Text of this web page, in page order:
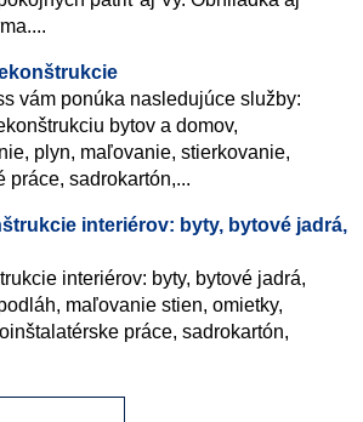
vám ponúka nasledujúce služby:
bytov a domov,
plyn, maľovanie, stierkovanie,
práce, sadrokartón,...
interiérov: byty, bytové jadrá,
interiérov: byty, bytové jadrá,
maľovanie stien, omietky,
práce, sadrokartón,